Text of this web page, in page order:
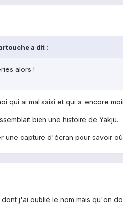
a dit :
alors !
qui ai mal saisi et qui ai encore
bien une histoire de Yakju.
une capture d'écran pour savoir
j'ai oublié le nom mais qu'on